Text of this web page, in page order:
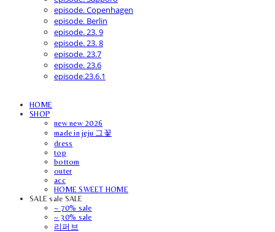
episode. Copenhagen
episode. Berlin
episode. 23. 9
episode. 23. 8
episode. 23.7
episode. 23.6
episode.23.6.1
HOME
SHOP
new new 2026
made in jeju 그꽃
dress
top
bottom
outer
acc
HOME SWEET HOME
SALE sale SALE
~ 70% sale
~ 30% sale
리퍼브